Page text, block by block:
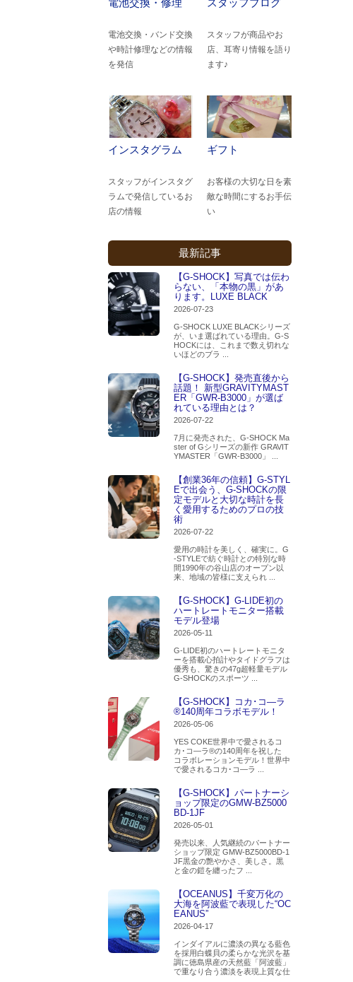
電池交換・修理
電池交換・バンド交換
や時計修理などの情報
を発信
スタッフブログ
スタッフが商品やお
店、耳寄り情報を語り
ます♪
インスタグラム
スタッフがインスタグ
ラムで発信しているお
店の情報
ギフト
お客様の大切な日を素
敵な時間にするお手伝
い
最新記事
【G-SHOCK】写真では伝わ
らない、「本物の黒」があ
ります。LUXE BLACK
2026-07-23
G-SHOCK LUXE BLACKシリーズ
が、いま選ばれている理由。G-S
HOCKには、これまで数え切れな
いほどのブラ ...
【G-SHOCK】発売直後から
話題！ 新型GRAVITYMAST
ER「GWR-B3000」が選ば
れている理由とは？
2026-07-22
7月に発売された、G-SHOCK Ma
ster of Gシリーズの新作 GRAVIT
YMASTER「GWR-B3000」 ...
【創業36年の信頼】G-STYL
Eで出会う、G-SHOCKの限
定モデルと大切な時計を長
く愛用するためのプロの技
術
2026-07-22
愛用の時計を美しく、確実に。G
-STYLEで紡ぐ時計との特別な時
間1990年の谷山店のオープン以
来、地域の皆様に支えられ ...
【G-SHOCK】G-LIDE初の
ハートレートモニター搭載
モデル登場
2026-05-11
G-LIDE初のハートレートモニタ
ーを搭載心拍計やタイドグラフは
優秀も、驚きの47g超軽量モデル
G-SHOCKのスポーツ ...
【G-SHOCK】コカ･コ―ラ
®140周年コラボモデル！
2026-05-06
YES COKE世界中で愛されるコ
カ･コ―ラ®の140周年を祝した
コラボレーションモデル！世界中
で愛されるコカ･コ―ラ ...
【G-SHOCK】パートナーシ
ョップ限定のGMW-BZ5000
BD-1JF
2026-05-01
発売以来、人気継続のパートナー
ショップ限定 GMW-BZ5000BD-1
JF黒金の艶やかさ、美しさ。黒
と金の鎧を纏ったフ ...
【OCEANUS】千変万化の
大海を阿波藍で表現した“OC
EANUS”
2026-04-17
インダイアルに濃淡の異なる藍色
を採用白蝶貝の柔らかな光沢を基
調に徳島県産の天然藍「阿波藍」
で重なり合う濃淡を表現上質な仕